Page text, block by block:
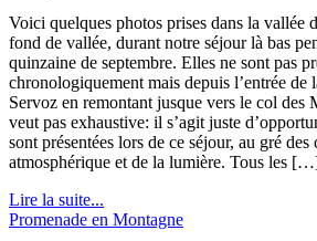
Voici quelques photos prises dans la vallée
fond de vallée, durant notre séjour là bas
quinzaine de septembre. Elles ne sont pas
chronologiquement mais depuis l’entrée de
Servoz en remontant jusque vers le col des
veut pas exhaustive: il s’agit juste
sont présentées lors de ce séjour, au gré
atmosphérique et de la lumière. Tous les […]
Lire la suite...
Promenade en Montagne